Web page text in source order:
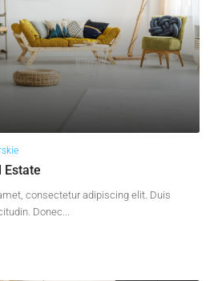
Estate
consectetur adipiscing elit. Duis
Donec...